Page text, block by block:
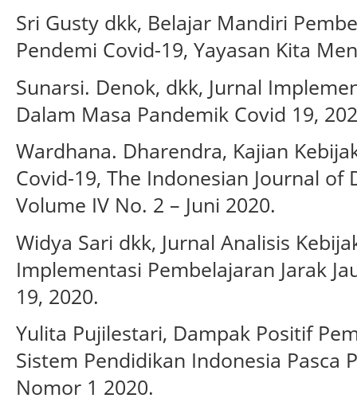
Sri Gusty dkk, Belajar Mandiri
Pendemi Covid-19, Yayasan Kita
Sunarsi. Denok, dkk, Jurnal
Dalam Masa Pandemik Covid 19,
Wardhana. Dharendra, Kajian
Covid-19, The Indonesian Journal of
Volume IV No. 2 – Juni 2020.
Widya Sari dkk, Jurnal Analisis
Implementasi Pembelajaran Jarak
19, 2020.
Yulita Pujilestari, Dampak Positif
Sistem Pendidikan Indonesia Pasca
Nomor 1 2020.